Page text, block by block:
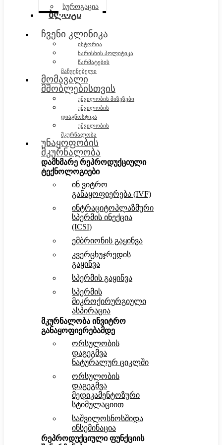
სუროგაცია
ბლოგი
ჩვენი კლინიკა
ისტორია
ხარისხის პოლიტიკა
წარმატების
მაჩვენებელი
მომავალი
მშობლებისთვის
უშვილობის მიზეზები
უშვილობის
დიაგნოსტიკა
უშვილობის
მკურნალობა
უნაყოფობის
მკურნალობა
დამხმარე რეპროდუქციული
ტექნოლოგიები
ინ ვიტრო
განაყოფიერება (IVF)
ინტრაციტოპლაზმური
სპერმის ინექცია
(ICSI)
ემბრიონის გაყინვა
კვერცხუჯრედის
გაყინვა
სპერმის გაყინვა
სპერმის
მიკროქირურგიული
ასპირაცია
მკურნალობა ინვიტრო
განაყოფიერებამდე
ორსულობის
დაგეგმვა
ნატურალურ ციკლში
ორსულობის
დაგეგმვა
მედიკამენტოზური
სტიმულაციით
საშვილოსნოსშიდა
ინსემინაცია
რეპროდუქციული ფუნქციის